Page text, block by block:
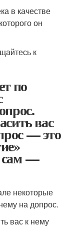
в качестве
он
к
по
вас
— это
сам —
некоторые
на допрос.
вас к нему